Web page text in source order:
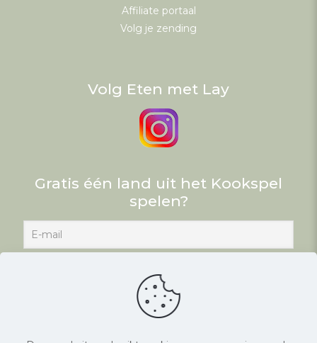
Affiliate portaal
Volg je zending
Volg Eten met Lay
Gratis één land uit het Kookspel
spelen?